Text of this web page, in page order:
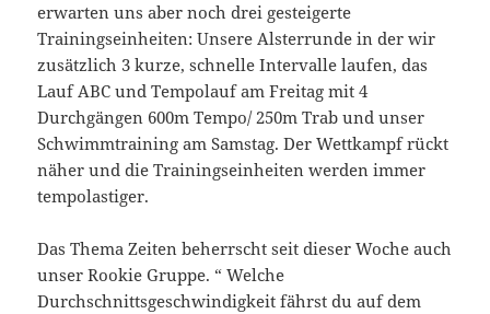
erwarten uns aber noch drei gesteigerte
Trainingseinheiten: Unsere Alsterrunde in der wir
zusätzlich 3 kurze, schnelle Intervalle laufen, das
Lauf ABC und Tempolauf am Freitag mit 4
Durchgängen 600m Tempo/ 250m Trab und unser
Schwimmtraining am Samstag. Der Wettkampf rückt
näher und die Trainingseinheiten werden immer
tempolastiger.
Das Thema Zeiten beherrscht seit dieser Woche auch
unser Rookie Gruppe. “ Welche
Durchschnittsgeschwindigkeit fährst du auf dem